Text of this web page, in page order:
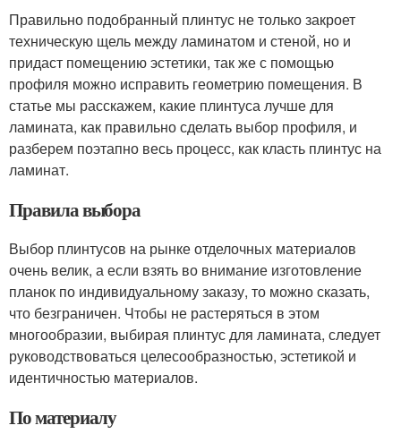
Правильно подобранный плинтус не только закроет
техническую щель между ламинатом и стеной, но и
придаст помещению эстетики, так же с помощью
профиля можно исправить геометрию помещения. В
статье мы расскажем, какие плинтуса лучше для
ламината, как правильно сделать выбор профиля, и
разберем поэтапно весь процесс, как класть плинтус на
ламинат.
Правила выбора
Выбор плинтусов на рынке отделочных материалов
очень велик, а если взять во внимание изготовление
планок по индивидуальному заказу, то можно сказать,
что безграничен. Чтобы не растеряться в этом
многообразии, выбирая плинтус для ламината, следует
руководствоваться целесообразностью, эстетикой и
идентичностью материалов.
По материалу